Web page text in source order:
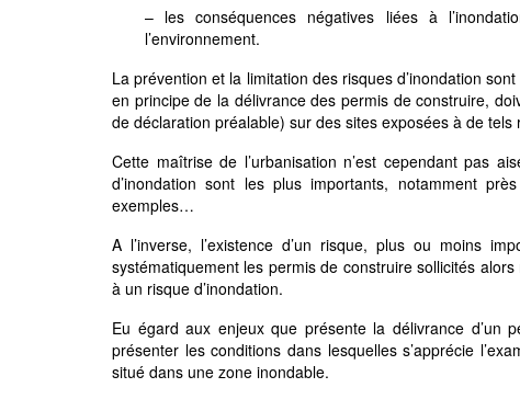
– les conséquences négatives liées à
l’environnement.
La prévention et la limitation des risques d’inondation
en principe de la délivrance des permis de construire,
de déclaration préalable) sur des sites exposées à de tels
Cette maîtrise de l’urbanisation n’est cependant pas
d’inondation sont les plus importants, notamment
exemples…
A l’inverse, l’existence d’un risque, plus ou moins
systématiquement les permis de construire sollicités
à un risque d’inondation.
Eu égard aux enjeux que présente la délivrance d’un
présenter les conditions dans lesquelles s’apprécie
situé dans une zone inondable.